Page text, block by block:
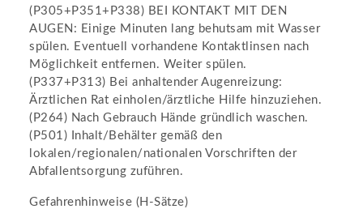
(P305+P351+P338) BEI KONTAKT MIT DEN
AUGEN: Einige Minuten lang behutsam mit Wasser
spülen. Eventuell vorhandene Kontaktlinsen nach
Möglichkeit entfernen. Weiter spülen.
(P337+P313) Bei anhaltender Augenreizung:
Ärztlichen Rat einholen/ärztliche Hilfe hinzuziehen.
(P264) Nach Gebrauch Hände gründlich waschen.
(P501) Inhalt/Behälter gemäß den
lokalen/regionalen/nationalen Vorschriften der
Abfallentsorgung zuführen.
Gefahrenhinweise (H-Sätze)